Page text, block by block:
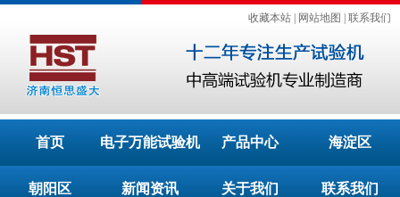
收藏本站 网站地图 联系我们
首页 电子万能试验机 产品中心 海淀区
朝阳区 新闻资讯 关于我们 联系我们